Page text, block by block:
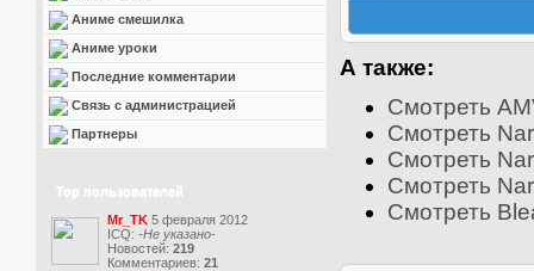
Аниме смешилка
Аниме уроки
Последние комментарии
Связь с администрацией
Партнеры
Top пользователей
Mr_TK 5 февраля 2012
ICQ: -Не указано-
Новостей: 219
Комментариев: 21
А также:
Смотреть
Смотреть
Смотреть
Смотреть
Смотреть